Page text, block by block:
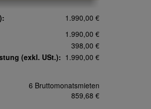
1.990,00 €
1.990,00 €
398,00 €
(exkl. USt.): 1.990,00 €
6 Bruttomonatsmieten
859,68 €